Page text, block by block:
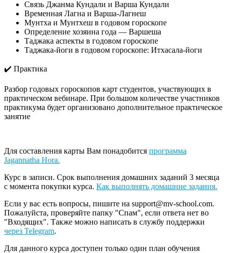
Связь Джанма Кундали и Варша Кундали
Временная Лагна и Варша-Лагнеш
Мунтха и Мунтхеш в годовом гороскопе
Определение хозяина года — Варшеша
Таджака аспекты в годовом гороскопе
Таджака-йоги в годовом гороскопе: Итхасала-йоги
✔️ Практика
Разбор годовых гороскопов карт студентов, участвующих в
практическом вебинаре. При большом количестве участников
практикума будет организовано дополнительное практическое
занятие
Для составления карты Вам понадобится программа
Jagannatha Hora.
Курс в записи. Срок выполнения домашних заданий 3 месяца
с момента покупки курса. Как выполнять домашние задания.
Если у вас есть вопросы, пишите на support@mv-school.com.
Пожалуйста, проверяйте папку "Спам", если ответа нет во
"Входящих". Также можно написать в службу поддержки
через Telegram.
Для данного курса доступен только один план обучения